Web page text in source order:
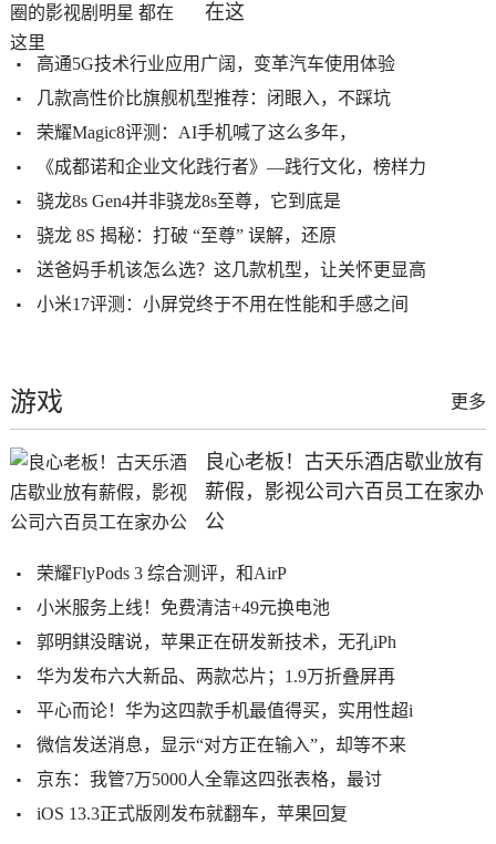
在这
高通5G技术行业应用广阔，变革汽车使用体验
几款高性价比旗舰机型推荐：闭眼入，不踩坑
荣耀Magic8评测：AI手机喊了这么多年，
《成都诺和企业文化践行者》—践行文化，榜样力
骁龙8s Gen4并非骁龙8s至尊，它到底是
骁龙 8S 揭秘：打破 “至尊” 误解，还原
送爸妈手机该怎么选？这几款机型，让关怀更显高
小米17评测：小屏党终于不用在性能和手感之间
更多
游戏
良心老板！古天乐酒店歇业放有
薪假，影视公司六百员工在家办
公
荣耀FlyPods 3 综合测评，和AirP
小米服务上线！免费清洁+49元换电池
郭明錤没瞎说，苹果正在研发新技术，无孔iPh
华为发布六大新品、两款芯片；1.9万折叠屏再
平心而论！华为这四款手机最值得买，实用性超i
微信发送消息，显示“对方正在输入”，却等不来
京东：我管7万5000人全靠这四张表格，最讨
iOS 13.3正式版刚发布就翻车，苹果回复